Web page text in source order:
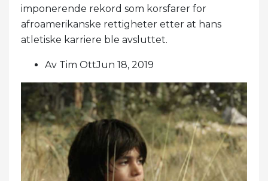
imponerende rekord som korsfarer for
afroamerikanske rettigheter etter at hans
atletiske karriere ble avsluttet.
Av Tim OttJun 18, 2019